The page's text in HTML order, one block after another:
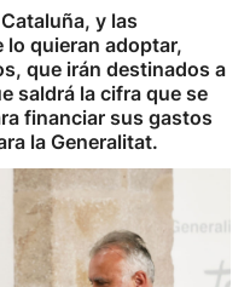
y las
quieran adoptar,
que irán destinados a
saldrá la cifra que se
financiar sus gastos
la Generalitat.